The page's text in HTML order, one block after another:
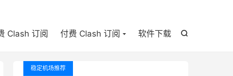

Clash 订阅 付费 Clash 订阅 软件下载
稳定机场推荐